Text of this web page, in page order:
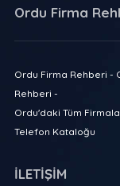
Ordu Firma
Ordu Firma Rehberi -
Rehberi -
Ordu'daki Tüm
Telefon Kataloğu
İLETİŞİM